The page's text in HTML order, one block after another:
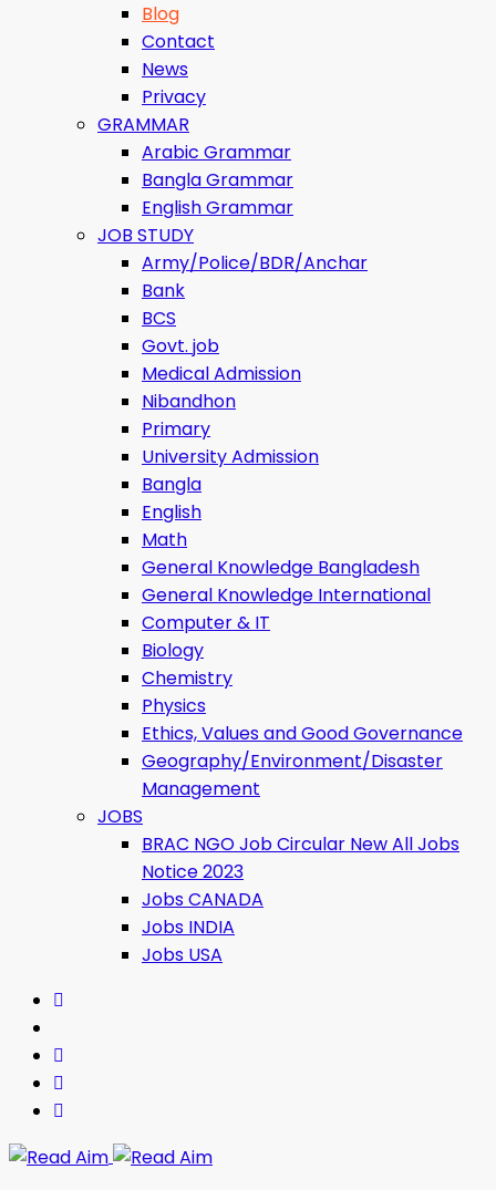
Blog
Contact
News
Privacy
GRAMMAR
Arabic Grammar
Bangla Grammar
English Grammar
JOB STUDY
Army/Police/BDR/Anchar
Bank
BCS
Govt. job
Medical Admission
Nibandhon
Primary
University Admission
Bangla
English
Math
General Knowledge Bangladesh
General Knowledge International
Computer & IT
Biology
Chemistry
Physics
Ethics, Values ​​and Good Governance
Geography/Environment/Disaster
Management
JOBS
BRAC NGO Job Circular New All Jobs
Notice 2023
Jobs CANADA
Jobs INDIA
Jobs USA
Read Aim